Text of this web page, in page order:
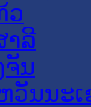
ວ
າລີ
ຈັນ
ວັນນະ